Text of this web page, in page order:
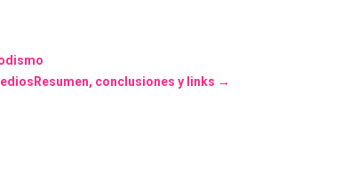
conclusiones y links →